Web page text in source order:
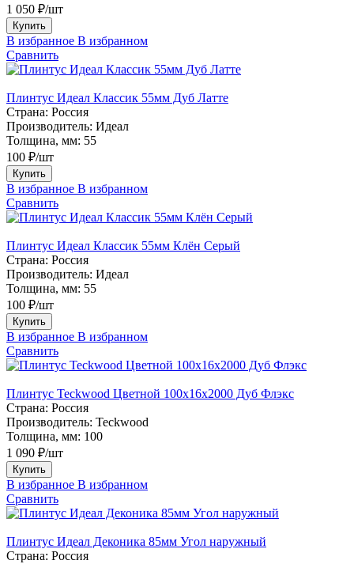
1 050 ₽/шт
Купить
В избранное В избранном
Сравнить
Плинтус Идеал Классик 55мм Дуб Латте
Страна: Россия
Производитель: Идеал
Толщина, мм: 55
100 ₽/шт
Купить
В избранное В избранном
Сравнить
Плинтус Идеал Классик 55мм Клён Серый
Страна: Россия
Производитель: Идеал
Толщина, мм: 55
100 ₽/шт
Купить
В избранное В избранном
Сравнить
Плинтус Teckwood Цветной 100x16х2000 Дуб Флэкс
Страна: Россия
Производитель: Teckwood
Толщина, мм: 100
1 090 ₽/шт
Купить
В избранное В избранном
Сравнить
Плинтус Идеал Деконика 85мм Угол наружный
Страна: Россия